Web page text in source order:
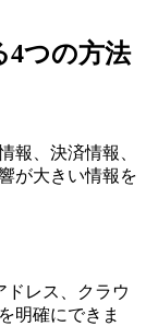
4つの方法
報、決済情報、
が大きい情報を
ドレス、クラウ
明確にできま